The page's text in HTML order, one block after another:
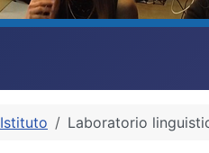
Istituto Laboratorio